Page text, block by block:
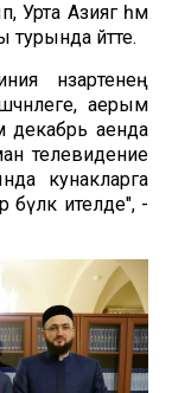
Урта Азиягә һәм
әйтте.
нәзарәтенең
аерым
декабрь аенда
телевидение
кунакларга
бүләк ителде", -